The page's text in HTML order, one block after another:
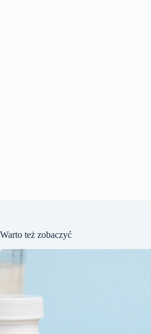
Warto też zobaczyć